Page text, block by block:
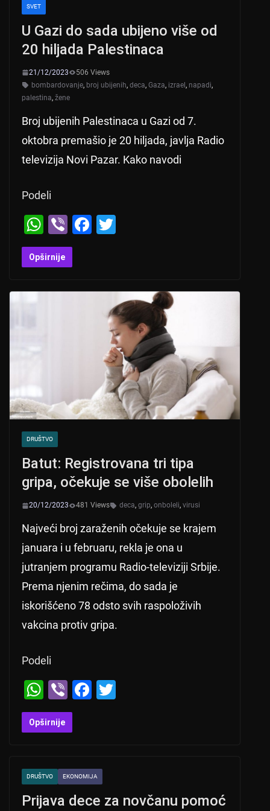
SVET
U Gazi do sada ubijeno više od
20 hiljada Palestinaca
21/12/2023
506 Views
bombardovanje, broj ubijenih, deca, Gaza, izrael, napadi,
palestina, žene
Broj ubijenih Palestinaca u Gazi od 7.
oktobra premašio je 20 hiljada, javlja Radio
televizija Novi Pazar. Kako navodi
Podeli
W
h
at
Vi
b
er
F
Opširnije
DRUŠTVO
Batut: Registrovana tri tipa
gripa, očekuje se više obolelih
20/12/2023 481 Views deca, grip, onboleli, virusi
Najveći broj zaraženih očekuje se krajem
januara i u februaru, rekla je ona u
jutranjem programu Radio-televiziji Srbije.
Prema njenim rečima, do sada je
iskorišćeno 78 odsto svih raspoloživih
vakcina protiv gripa.
Podeli
W
h
at
A
p
p
Vi
b
er
F
b
o
o
Opširnije
DRUŠTVO EKONOMIJA
Prijava dece za novčanu pomoć